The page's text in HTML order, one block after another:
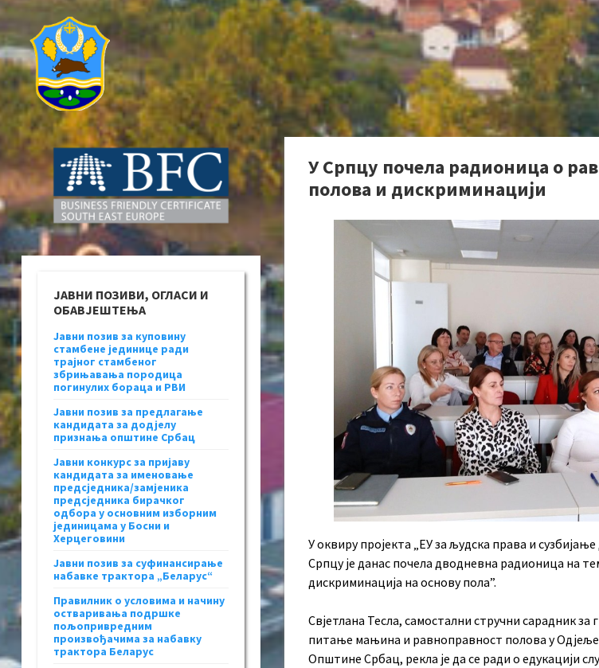
У Српцу почела радионица о
полова и дискриминацији
У оквиру пројекта „ЕУ за људска права и
Српцу је данас почела дводневна радионица на
дискриминација на основу пола”.
Свјетлана Тесла, самостални стручни сарадник за
питање мањина и равноправност полова у
Општине Србац, рекла је да се ради о едукацији
ЈАВНИ ПОЗИВИ, ОГЛАСИ И
ОБАВЈЕШТЕЊА
Јавни позив за куповину
стамбене јединице ради
трајног стамбеног
збрињавања породица
погинулих бораца и РВИ
Јавни позив за предлагање
кандидата за додјелу
признања општине Србац
Јавни конкурс за пријаву
кандидата за именовање
предсједника/замјеника
предсједника бирачког
одбора у основним изборним
јединицама у Босни и
Херцеговини
Јавни позив за суфинансирање
набавке трактора „Беларус“
Правилник о условима и начину
остваривања подршке
пољопривредним
произвођачима за набавку
трактора Беларус